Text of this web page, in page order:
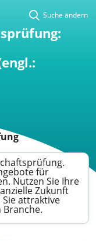
Suche ändern
für
Nutzen Sie Ihre
Zukunft
attraktive
Branche.